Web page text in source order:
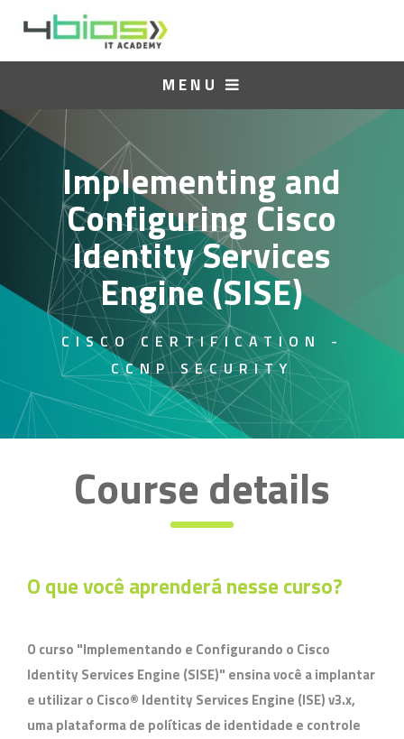
MENU
Implementing and
Configuring Cisco
Identity Services
Engine (SISE)
CISCO CERTIFICATION -
CCNP SECURITY
Course details
O que você aprenderá nesse curso?
O curso "Implementando e Configurando o Cisco
Identity Services Engine (SISE)" ensina você a implantar
e utilizar o Cisco® Identity Services Engine (ISE) v3.x,
uma plataforma de políticas de identidade e controle